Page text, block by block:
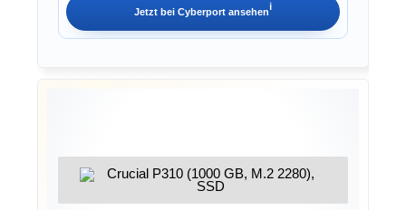
Jetzt bei Cyberport ansehenℹ︎